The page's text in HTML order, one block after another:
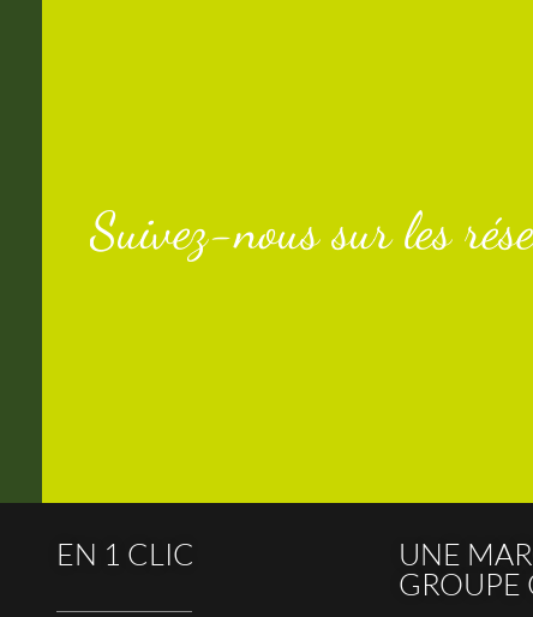
Suivez-nous sur les
EN 1 CLIC
UNE
GROUPE